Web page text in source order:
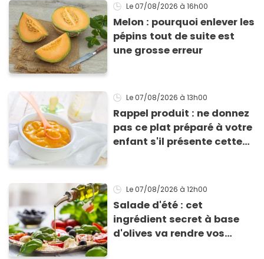
Le 07/08/2026 à 16h00
Melon : pourquoi enlever les
pépins tout de suite est
une grosse erreur
Le 07/08/2026 à 13h00
Rappel produit : ne donnez
pas ce plat préparé à votre
enfant s'il présente cette
Le 07/08/2026 à 12h00
Salade d'été : cet
ingrédient secret à base
d'olives va rendre vos